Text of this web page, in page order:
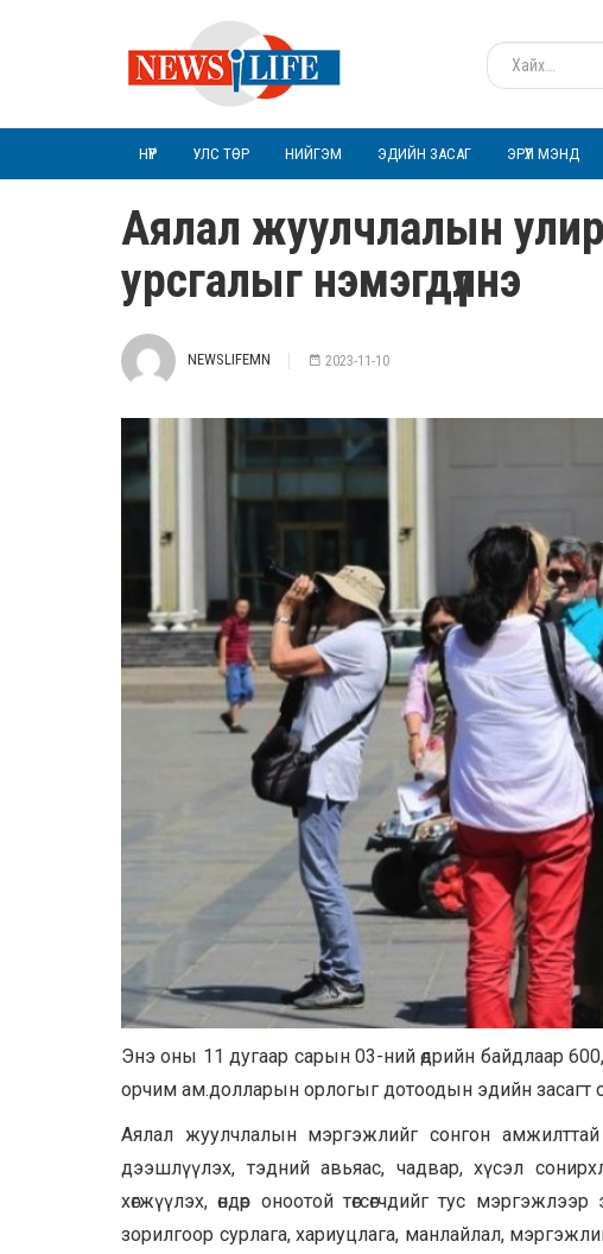
НҮҮР УЛС ТӨР НИЙГЭМ ЭДИЙН ЗАСАГ ЭРҮҮЛ МЭНД
Аялал жуулчлалын
урсгалыг нэмэгдүүлнэ
NEWSLIFEMN 2023-11-10
Энэ оны 11 дугаар сарын 03-ний өдрийн байдлаар
орчим ам.долларын орлогыг дотоодын эдийн засагт
Аялал жуулчлалын мэргэжлийг сонгон
дээшлүүлэх, тэдний авьяас, чадвар, хүсэл
хөгжүүлэх, өндөр оноотой төгсөгчдийг тус
зорилгоор сурлага, хариуцлага, манлайлал,